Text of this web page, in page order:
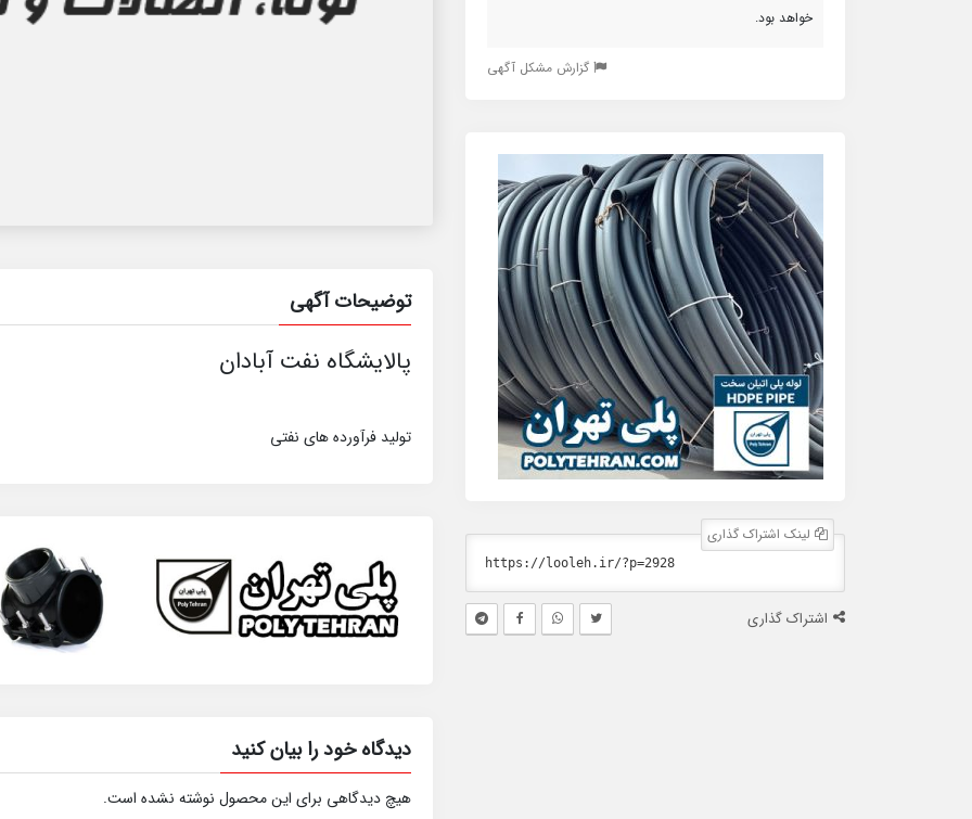
خواهد بود.
گزارش مشکل آگهی
لینک اشتراک گذاری
اشتراک گذاری
توضیحات آگهی
پالایشگاه نفت آبادان
تولید فرآورده های نفتی
دیدگاه خود را بیان کنید
هیچ دیدگاهی برای این محصول نوشته نشده است.